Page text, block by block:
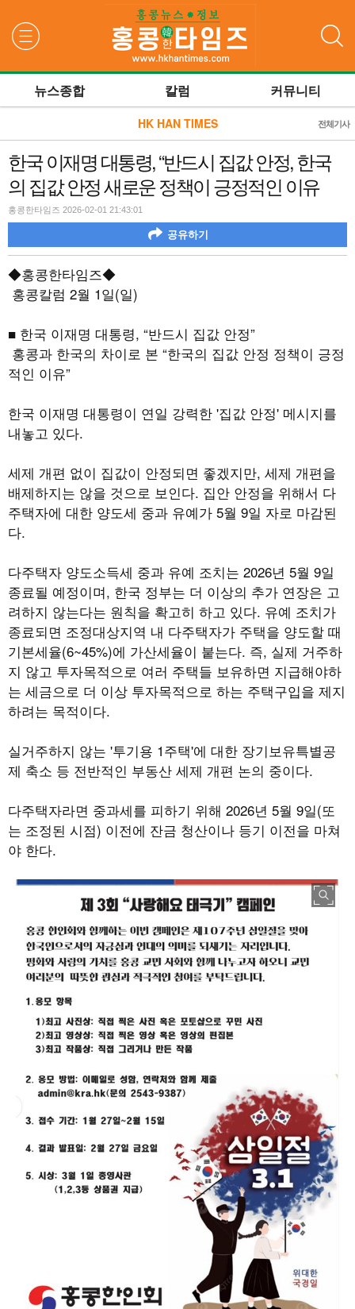
뉴스종합 칼럼 커뮤니티
HK HAN TIMES 전체기사
한국 이재명 대통령, “반드시 집값 안정, 한국
의 집값 안정 새로운 정책이 긍정적인 이유
홍콩한타임즈 2026-02-01 21:43:01
공유하기
◆홍콩한타임즈◆
홍콩칼럼 2월 1일(일)
■ 한국 이재명 대통령, “반드시 집값 안정”
홍콩과 한국의 차이로 본 “한국의 집값 안정 정책이 긍정
적인 이유”
한국 이재명 대통령이 연일 강력한 '집값 안정' 메시지를
내놓고 있다.
세제 개편 없이 집값이 안정되면 좋겠지만, 세제 개편을
배제하지는 않을 것으로 보인다. 집안 안정을 위해서 다
주택자에 대한 양도세 중과 유예가 5월 9일 자로 마감된
다.
다주택자 양도소득세 중과 유예 조치는 2026년 5월 9일
종료될 예정이며, 한국 정부는 더 이상의 추가 연장은 고
려하지 않는다는 원칙을 확고히 하고 있다. 유예 조치가
종료되면 조정대상지역 내 다주택자가 주택을 양도할 때
기본세율(6~45%)에 가산세율이 붙는다. 즉, 실제 거주하
지 않고 투자목적으로 여러 주택들 보유하면 지급해야하
는 세금으로 더 이상 투자목적으로 하는 주택구입을 제지
하려는 목적이다.
실거주하지 않는 '투기용 1주택'에 대한 장기보유특별공
제 축소 등 전반적인 부동산 세제 개편 논의 중이다.
다주택자라면 중과세를 피하기 위해 2026년 5월 9일(또
는 조정된 시점) 이전에 잔금 청산이나 등기 이전을 마쳐
야 한다.